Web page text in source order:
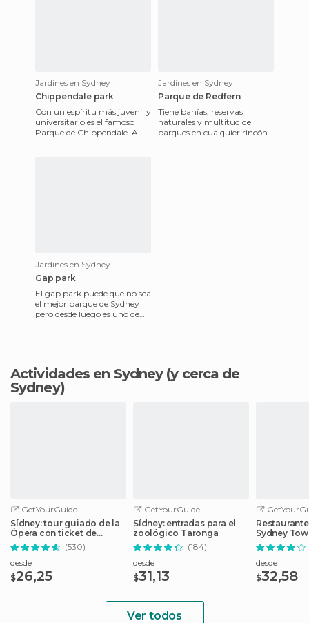
Jardines en Sydney
Chippendale park
Con un espíritu más juvenil y
universitario es el famoso
Parque de Chippendale. A
Jardines en Sydney
Parque de Redfern
Tiene bahías, reservas
naturales y multitud de
parques en cualquier rincón
Jardines en Sydney
Gap park
El gap park puede que no sea
el mejor parque de Sydney
pero desde luego es uno de
Actividades en Sydney(y cerca de
Sydney)
GetYourGuide
Sídney: tour guiado de la
Ópera con ticket de
acceso
(530)
desde
$26,25
GetYourGuide
Sídney: entradas para el
zoológico Taronga
(184)
desde
$31,13
Sydney
desde
$32,58
Ver todos